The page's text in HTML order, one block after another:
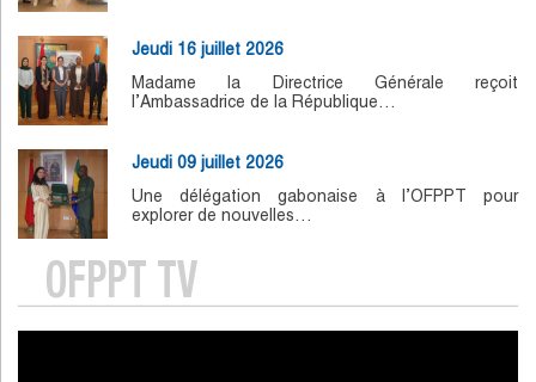
Jeudi 16 juillet 2026
Madame la Directrice Générale reçoit
l’Ambassadrice de la République…
Jeudi 09 juillet 2026
Une délégation gabonaise à l’OFPPT pour
explorer de nouvelles…
OFPPT TV